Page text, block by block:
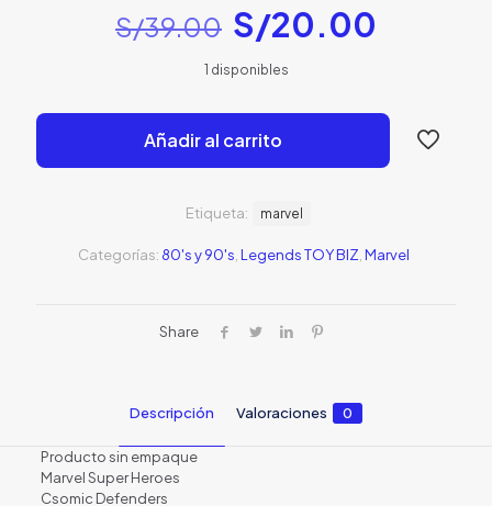
S/39.00 El
precio
original
era:
S/39.00.
S/20.00
es:
S/
1 disponibles
Añadir al carrito
Categorías: 80's y 90's Legends TOY BIZ Marvel
Etiqueta: marvel
Share
Descripción Valoraciones 0
Producto sin empaque
Marvel Super Heroes
Csomic Defenders